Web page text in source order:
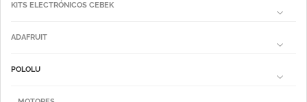
KITS ELECTRÓNICOS CEBEK
ADAFRUIT
POLOLU